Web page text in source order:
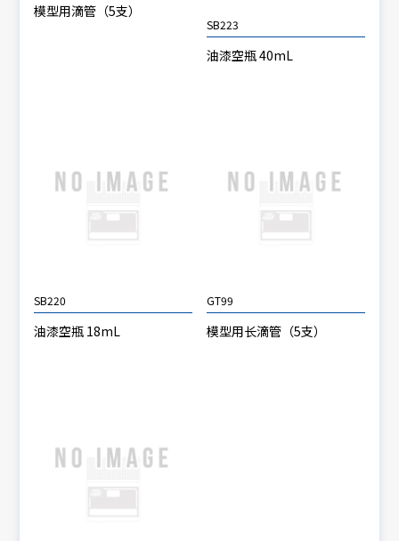
模型用滴管（5支）
SB223
油漆空瓶 40mL
SB220
油漆空瓶 18mL
GT99
模型用长滴管（5支）